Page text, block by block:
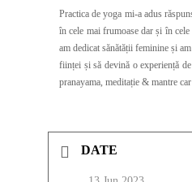
Practica de yoga mi-a adus
în cele mai frumoase dar și în
am dedicat sănătății feminine și am creat Pelvic Roots unde ofer
ființei și să devină o experiență
pranayama,
DATE